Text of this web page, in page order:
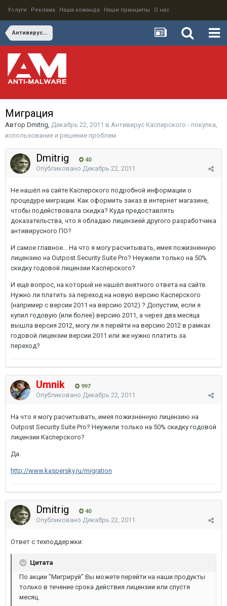
Услуги Реклама Наша команда Наши принципы О нас
Антивирус Касперского - покупка, использование и решение проблем
Миграция
Автор Dmitrig, Декабрь 22, 2011 в Антивирус Касперского - покупка,
использование и решение проблем
Dmitrig 40
Опубликовано Декабрь 22, 2011
Не нашёл на сайте Касперского подробной информации о
процедуре миграции. Как оформить заказ в интернет магазине,
чтобы подействовала скидка? Куда предоставлять
доказательства, что я обладаю лицензией другого разработчика
антивирусного ПО?
И самое главное... На что я могу расчитывать, имея пожизненную
лицензию на Outpost Security Suite Pro? Неужели только на 50%
скидку годовой лицензии Касперского?
И ещё вопрос, на который не нашёл внятного ответа на сайте.
Нужно ли платить за переход на новую версию Касперского
(например с версии 2011 на версию 2012) ? Допустим, если я
купил годовую (или более) версию 2011, а через два месяца
вышла версия 2012, могу ли я перейти на версию 2012 в рамках
годовой лицензии версии 2011 или же нужно платить за
переход?
Umnik 997
Опубликовано Декабрь 22, 2011
На что я могу расчитывать, имея пожизненную лицензию на
Outpost Security Suite Pro? Неужели только на 50% скидку годовой
лицензии Касперского?
Да.
http://www.kaspersky.ru/migration
Dmitrig 40
Опубликовано Декабрь 22, 2011
Ответ с техподдержки:
Цитата
По акции "Мигрируй" Вы можете перейти на наши продукты
только в течение срока действия лицензии или спустя
месяц.